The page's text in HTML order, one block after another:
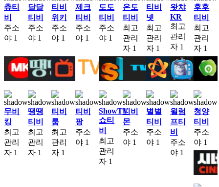
츄티
비
주소
야 1
달달
티비
주소
야 1
티비
위키
주소
야 1
제크
티비
주소
야 1
도도
티비
주소
야 1
온도
티비
최고
관리
자 1
티비
넷
최고
관리
자 1
왓챠
KR
최고
관리
자 1
후후
티비
최고
관리
자 1
무비
킹
최고
관리
자 1
땡땡
티비
최고
관리
자 1
티비
룸
최고
관리
자 1
티비
팡
주소
야 1
ShowTV
쇼티
비
최고
관리
자 1
티비
몬
주소
야 1
별별
티비
주소
야 1
윌럼
프티
비
주소
야 1
청양
티비
주소
야 1